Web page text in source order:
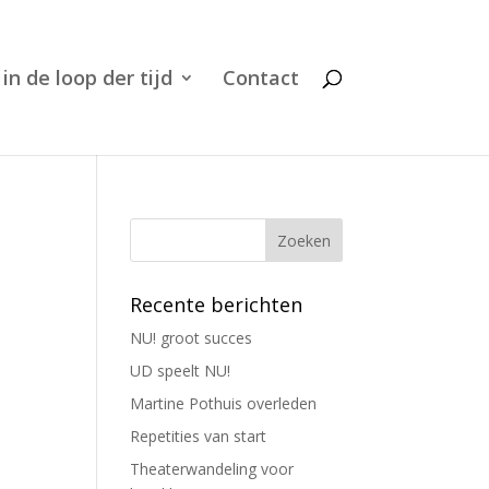
de loop der tijd Contact
Recente berichten
NU! groot succes
UD speelt NU!
Martine Pothuis overleden
Repetities van start
Theaterwandeling voor